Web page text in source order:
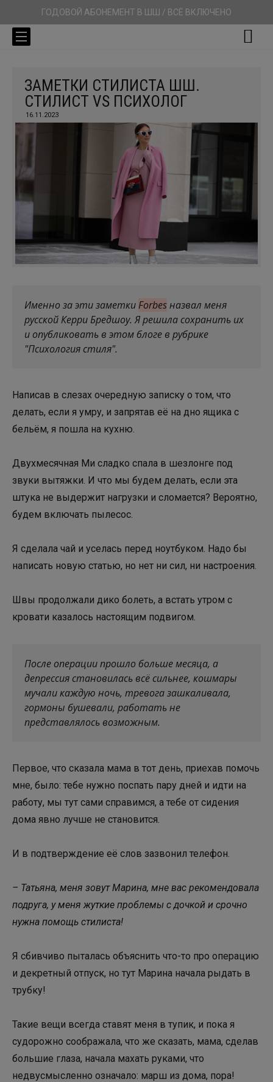
ГОДОВОЙ АБОНЕМЕНТ В ШШ / ВСЁ ВКЛЮЧЕНО
ЗАМЕТКИ СТИЛИСТА ШШ.
СТИЛИСТ VS ПСИХОЛОГ
16.11.2023
Именно за эти заметкиForbesназвал меня
русской Керри Бредшоу. Я решила сохранить их
и опубликовать в этом блоге в рубрике
"Психология стиля".
Написав в слезах очередную записку о том, что
делать, если я умру, и запрятав её на дно ящика с
бельём, я пошла на кухню.
Двухмесячная Ми сладко спала в шезлонге под
звуки вытяжки. И что мы будем делать, если эта
штука не выдержит нагрузки и сломается? Вероятно,
будем включать пылесос.
Я сделала чай и уселась перед ноутбуком. Надо бы
написать новую статью, но нет ни сил, ни настроения.
Швы продолжали дико болеть, а встать утром с
кровати казалось настоящим подвигом.
После операции прошло больше месяца, а
депрессия становилась всё сильнее, кошмары
мучали каждую ночь, тревога зашкаливала,
гормоны бушевали, работать не
представлялось возможным.
Первое, что сказала мама в тот день, приехав помочь
мне, было: тебе нужно поспать пару дней и идти на
работу, мы тут сами справимся, а тебе от сидения
дома явно лучше не становится.
И в подтверждение её слов зазвонил телефон. ⠀⠀
– Татьяна, меня зовут Марина, мне вас рекомендовала
подруга, у меня жуткие проблемы с дочкой и срочно
нужна помощь стилиста!
Я сбивчиво пыталась объяснить что-то про операцию
и декретный отпуск, но тут Марина начала рыдать в
трубку!
Такие вещи всегда ставят меня в тупик, и пока я
судорожно соображала, что же сказать, мама, сделав
большие глаза, начала махать руками, что
недвусмысленно означало: марш из дома, пора! ⠀⠀